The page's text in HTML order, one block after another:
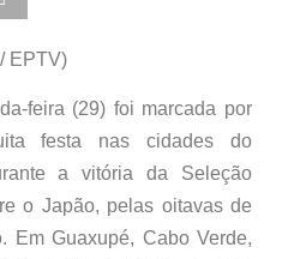
EPTV)
feira (29) foi marcada por
festa nas cidades do
a vitória da Seleção
o Japão, pelas oitavas de
Em Guaxupé, Cabo Verde,